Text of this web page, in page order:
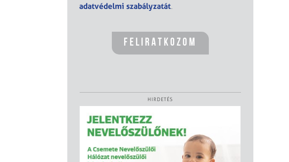
adatvédelmi szabályzatát.
HIRDETÉS